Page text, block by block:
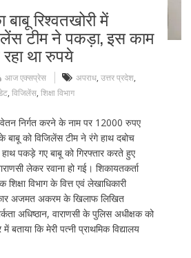
बाबू रिश्वतखोरी में
टीम ने पकड़ा, इस काम
था रुपये
आज एक्सप्रेस अपराध, उत्तर प्रदेश,
, विजिलेंस, शिक्षा विभाग
निर्गत करने के नाम पर 12000 रुपए
के बाबू को विजिलेंस टीम ने रंगे हाथ दबोच
पकड़े गए बाबू को गिरफ्तार करते हुए
लेकर रवाना हो गई। शिकायतकर्ता
विभाग के वित्त एवं लेखाधिकारी
अजमत अकरम के खिलाफ लिखित
अधिष्ठान, वाराणसी के पुलिस अधीक्षक को
बताया कि मेरी पत्नी प्राथमिक विद्यालय